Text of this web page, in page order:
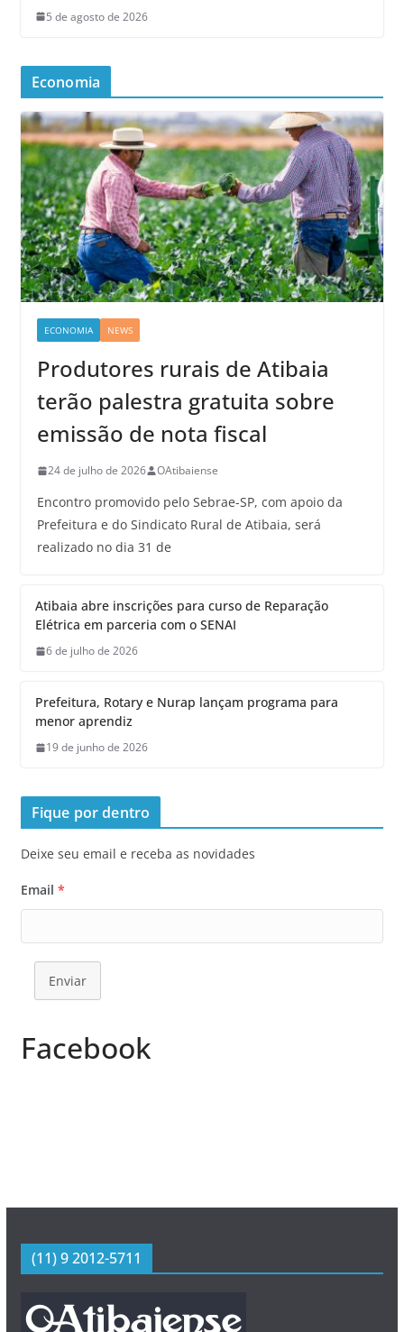
5 de agosto de 2026
Economia
ECONOMIA NEWS
Produtores rurais de Atibaia
terão palestra gratuita sobre
emissão de nota fiscal
24 de julho de 2026 OAtibaiense
Encontro promovido pelo Sebrae-SP, com apoio da
Prefeitura e do Sindicato Rural de Atibaia, será
realizado no dia 31 de
Atibaia abre inscrições para curso de Reparação
Elétrica em parceria com o SENAI
6 de julho de 2026
Prefeitura, Rotary e Nurap lançam programa para
menor aprendiz
19 de junho de 2026
Fique por dentro
Deixe seu email e receba as novidades
Email *
Enviar
Facebook
(11) 9 2012-5711